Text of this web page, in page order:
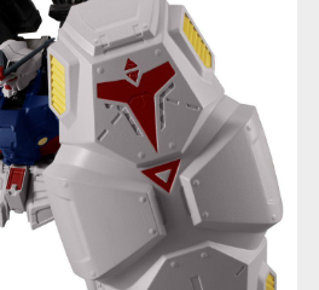
ンダムシリーズ アンパンマン たまご
ぉるめーしょん
スクエアシール
ポケモンスケールワ
ールド